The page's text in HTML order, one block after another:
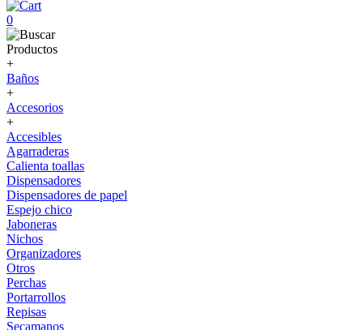
0
Productos
+
Baños
+
Accesorios
+
Accesibles
Agarraderas
Calienta toallas
Dispensadores
Dispensadores de papel
Espejo chico
Jaboneras
Nichos
Organizadores
Otros
Perchas
Portarrollos
Repisas
Secamanos